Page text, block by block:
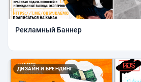
Рекламный Баннер
ДИЗАЙН И БРЕНДИНГ